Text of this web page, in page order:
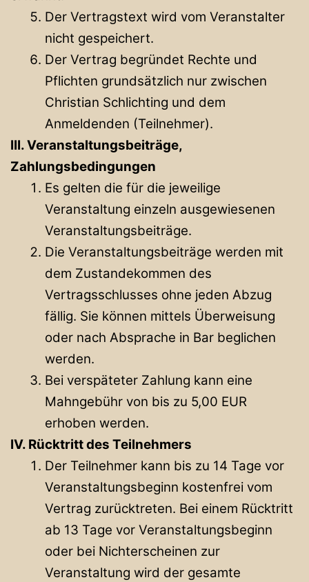
Der Vertragstext wird vom Veranstalter
nicht gespeichert.
Der Vertrag begründet Rechte und
Pflichten grundsätzlich nur zwischen
Christian Schlichting und dem
Anmeldenden (Teilnehmer).
III. Veranstaltungsbeiträge,
Zahlungsbedingungen
Es gelten die für die jeweilige
Veranstaltung einzeln ausgewiesenen
Veranstaltungsbeiträge.
Die Veranstaltungsbeiträge werden mit
dem Zustandekommen des
Vertragsschlusses ohne jeden Abzug
fällig. Sie können mittels Überweisung
oder nach Absprache in Bar beglichen
werden.
Bei verspäteter Zahlung kann eine
Mahngebühr von bis zu 5,00 EUR
erhoben werden.
IV. Rücktritt des Teilnehmers
Der Teilnehmer kann bis zu 14 Tage vor
Veranstaltungsbeginn kostenfrei vom
Vertrag zurücktreten. Bei einem Rücktritt
ab 13 Tage vor Veranstaltungsbeginn
oder bei Nichterscheinen zur
Veranstaltung wird der gesamte